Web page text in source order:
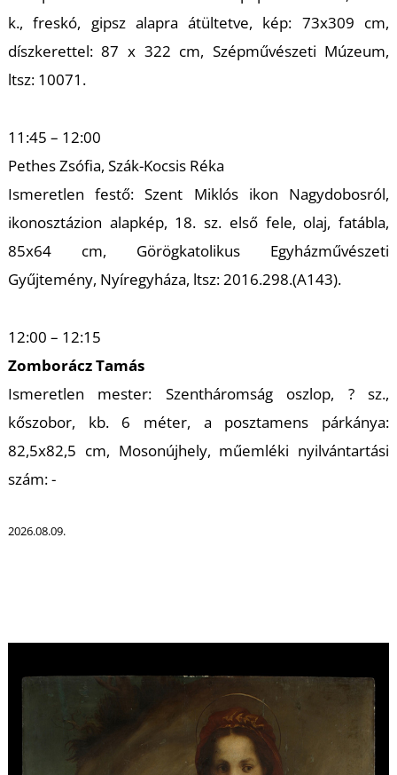
k., freskó, gipsz alapra átültetve, kép: 73x309 cm,
díszkerettel: 87 x 322 cm, Szépművészeti Múzeum,
ltsz: 10071.
11:45 – 12:00
Pethes Zsófia, Szák-Kocsis Réka
Ismeretlen festő: Szent Miklós ikon Nagydobosról,
ikonosztázion alapkép, 18. sz. első fele, olaj, fatábla,
85x64 cm, Görögkatolikus Egyházművészeti
Gyűjtemény, Nyíregyháza, ltsz: 2016.298.(A143).
12:00 – 12:15
Zomborácz Tamás
Ismeretlen mester: Szentháromság oszlop, ? sz.,
kőszobor, kb. 6 méter, a posztamens párkánya:
82,5x82,5 cm, Mosonújhely, műemléki nyilvántartási
szám: -
2026.08.09.